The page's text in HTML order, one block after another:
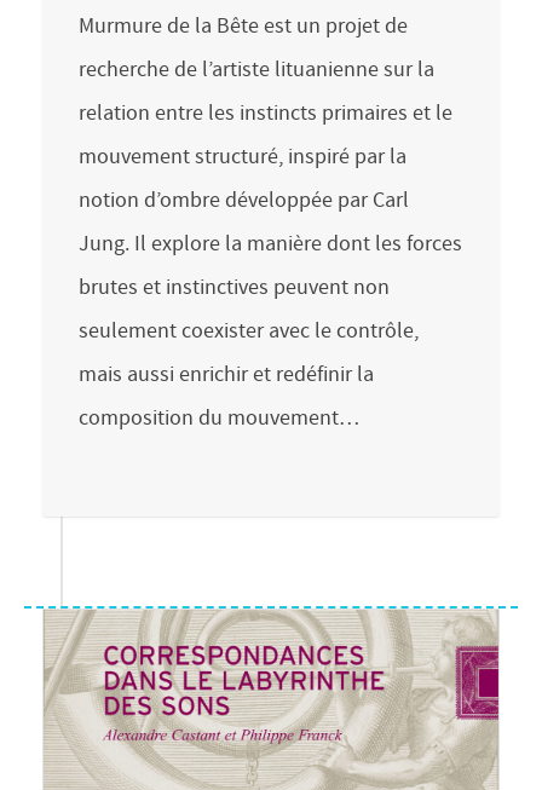
Murmure de la Bête est un projet de
recherche de l’artiste lituanienne sur la
relation entre les instincts primaires et le
mouvement structuré, inspiré par la
notion d’ombre développée par Carl
Jung. Il explore la manière dont les forces
brutes et instinctives peuvent non
seulement coexister avec le contrôle,
mais aussi enrichir et redéfinir la
composition du mouvement…